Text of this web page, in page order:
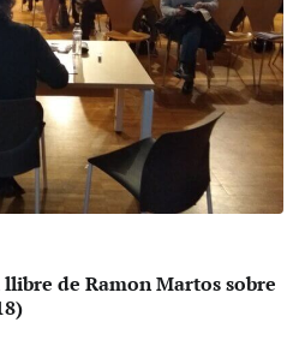
de Ramon Martos sobre